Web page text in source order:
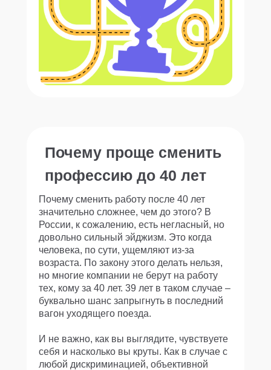
Почему сменить работу после 40 лет
значительно сложнее, чем до этого? В
России, к сожалению, есть негласный, но
довольно сильный эйджизм. Это когда
человека, по сути, ущемляют из-за
возраста. По закону этого делать нельзя,
но многие компании не берут на работу
тех, кому за 40 лет. 39 лет в таком случае –
буквально шанс запрыгнуть в последний
вагон уходящего поезда.
И не важно, как вы выглядите, чувствуете
себя и насколько вы круты. Как в случае с
любой дискриминацией, объективной
Почему проще сменить
профессию до 40 лет